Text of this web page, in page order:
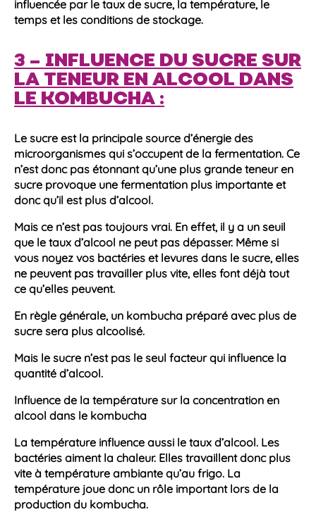
influencée par le taux de sucre, la température, le
temps et les conditions de stockage.
3 – INFLUENCE DU SUCRE SUR
LA TENEUR EN ALCOOL DANS
LE KOMBUCHA :
Le sucre est la principale source d’énergie des
microorganismes qui s’occupent de la fermentation. Ce
n’est donc pas étonnant qu’une plus grande teneuren
sucre provoque une fermentation plus importante et
donc qu’il est plus d’alcool.
Mais ce n’est pas toujours vrai. En effet, il y a un seuil
que le taux d’alcool ne peut pas dépasser. Même si
vous noyez vos bactéries et levures dans le sucre, elles
ne peuvent pas travailler plus vite, elles font déjà tout
ce qu’elles peuvent.
En règle générale, un kombucha préparé avec plus de
sucre sera plus alcoolisé.
Mais le sucre n’est pas le seul facteur qui influence la
quantité d’alcool.
Influence de la température sur la concentration en
alcool dans le kombucha
La température influence aussi le taux d’alcool. Les
bactéries aiment la chaleur. Elles travaillent donc plus
vite à température ambiante qu’au frigo. La
température joue donc un rôle important lors de la
production du kombucha.